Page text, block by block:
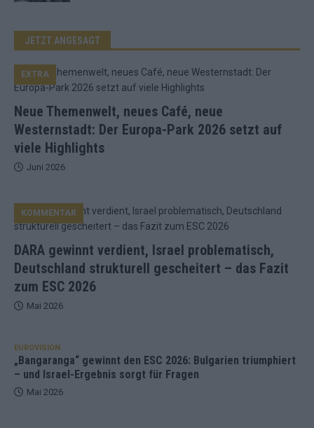
JETZT ANGESAGT
Neue Themenwelt, neues Café, neue
Westernstadt: Der Europa-Park 2026 setzt auf
viele Highlights
EXTRA
Juni 2026
DARA gewinnt verdient, Israel problematisch,
Deutschland strukturell gescheitert – das Fazit
zum ESC 2026
KOMMENTAR
Mai 2026
EUROVISION
„Bangaranga“ gewinnt den ESC 2026: Bulgarien triumphiert
– und Israel-Ergebnis sorgt für Fragen
Mai 2026